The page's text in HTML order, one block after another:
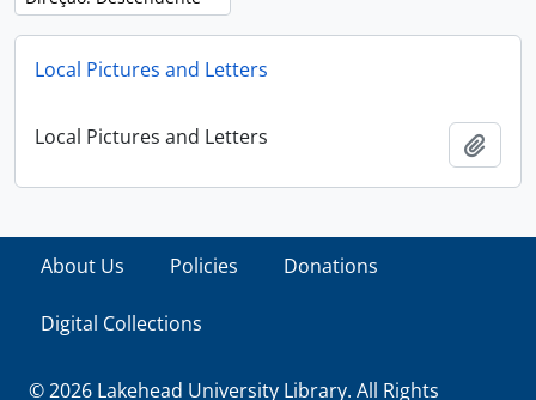
Local Pictures and Letters
Local Pictures and Letters
About Us Policies Donations
Digital Collections
© 2026 Lakehead University Library. All Rights